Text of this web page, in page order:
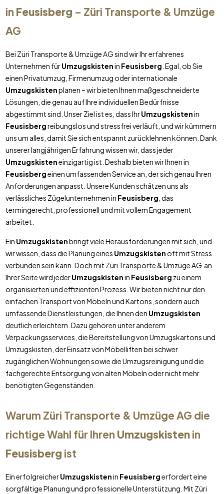
in Feusisberg – Züri Transporte & Umzüge
AG
Bei Züri Transporte & Umzüge AG sind wir Ihr erfahrenes
Unternehmen fürUmzugskistenin Feusisberg . Egal, ob Sie
einen Privatumzug, Firmenumzug oder internationale
Umzugskistenplanen – wir bieten Ihnen maßgeschneiderte
Lösungen, die genau auf Ihre individuellen Bedürfnisse
abgestimmt sind. Unser Ziel ist es, dass IhrUmzugskistenin
Feusisbergreibungslos und stressfrei verläuft, und wir kümmern
uns um alles, damit Sie sich entspannt zurücklehnen können. Dank
unserer langjährigen Erfahrung wissen wir, dass jeder
Umzugskisteneinzigartig ist. Deshalb bieten wir Ihnen in
Feusisbergeinen umfassenden Service an, der sich genau Ihren
Anforderungen anpasst. Unsere Kunden schätzen uns als
verlässliches Zügelunternehmen in Feusisberg , das
termingerecht, professionell und mit vollem Engagement
arbeitet.
Ein Umzugskistenbringt viele Herausforderungen mit sich, und
wir wissen, dass die Planung eines Umzugskistenoft mit Stress
verbunden sein kann. Doch mit Züri Transporte & Umzüge AG an
Ihrer Seite wird jederUmzugskistenin Feusisberg zu einem
organisierten und effizienten Prozess. Wir bieten nicht nur den
einfachen Transport von Möbeln und Kartons, sondern auch
umfassende Dienstleistungen, die Ihnen den Umzugskisten
deutlich erleichtern. Dazu gehören unter anderem
Verpackungsservices, die Bereitstellung von Umzugskartons und
Umzugskisten, der Einsatz von Möbelliften bei schwer
zugänglichen Wohnungen sowie die Umzugsreinigung und die
fachgerechte Entsorgung von alten Möbeln oder nicht mehr
benötigten Gegenständen.
Warum Züri Transporte & Umzüge AG die
richtige Wahl für Ihren Umzugskistenin
Feusisberg ist
Ein erfolgreicherUmzugskistenin Feusisbergerfordert eine
sorgfältige Planung und professionelle Unterstützung. Mit Züri